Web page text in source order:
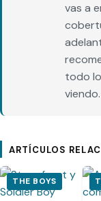
vas a
todo
viendo.
ARTÍCULOS
THE BOYS